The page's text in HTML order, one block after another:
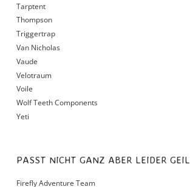
Tarptent
Thompson
Triggertrap
Van Nicholas
Vaude
Velotraum
Voile
Wolf Teeth Components
Yeti
PASST NICHT GANZ ABER LEIDER GEIL
Firefly Adventure Team